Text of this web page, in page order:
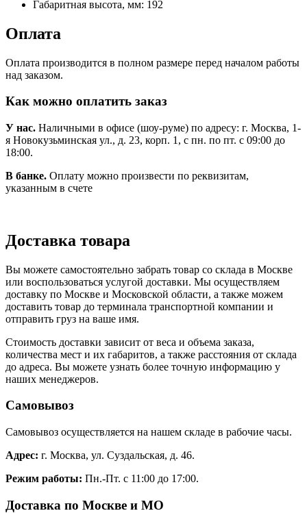
Габаритная высота, мм: 192
Оплата
Оплата производится в полном размере перед началом работы
над заказом.
Как можно оплатить заказ
У нас. Наличными в офисе (шоу-руме) по адресу: г. Москва, 1-
я Новокузьминская ул., д. 23, корп. 1, с пн. по пт. с 09:00 до
18:00.
В банке. Оплату можно произвести по реквизитам,
указанным в счете
Доставка товара
Вы можете самостоятельно забрать товар со склада в Москве
или воспользоваться услугой доставки. Мы осуществляем
доставку по Москве и Московской области, а также можем
доставить товар до терминала транспортной компании и
отправить груз на ваше имя.
Стоимость доставки зависит от веса и объема заказа,
количества мест и их габаритов, а также расстояния от склада
до адреса. Вы можете узнать более точную информацию у
наших менеджеров.
Самовывоз
Самовывоз осуществляется на нашем складе в рабочие часы.
Адрес: г. Москва, ул. Суздальская, д. 46.
Режим работы: Пн.-Пт. с 11:00 до 17:00.
Доставка по Москве и МО